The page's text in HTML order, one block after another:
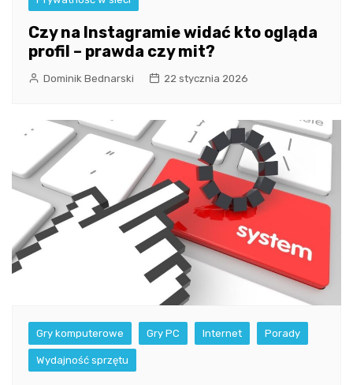
Czy na Instagramie widać kto ogląda
profil – prawda czy mit?
Dominik Bednarski 22 stycznia 2026
Gry komputerowe Gry PC Internet Porady
Wydajność sprzętu